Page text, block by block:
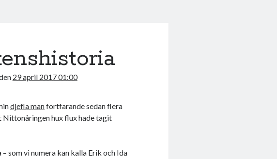
29 april 2017 01:00
djefla manfortfarande sedan flera
Nittonåringen hux flux hade tagit
som vi numera kan kalla Erik och Ida